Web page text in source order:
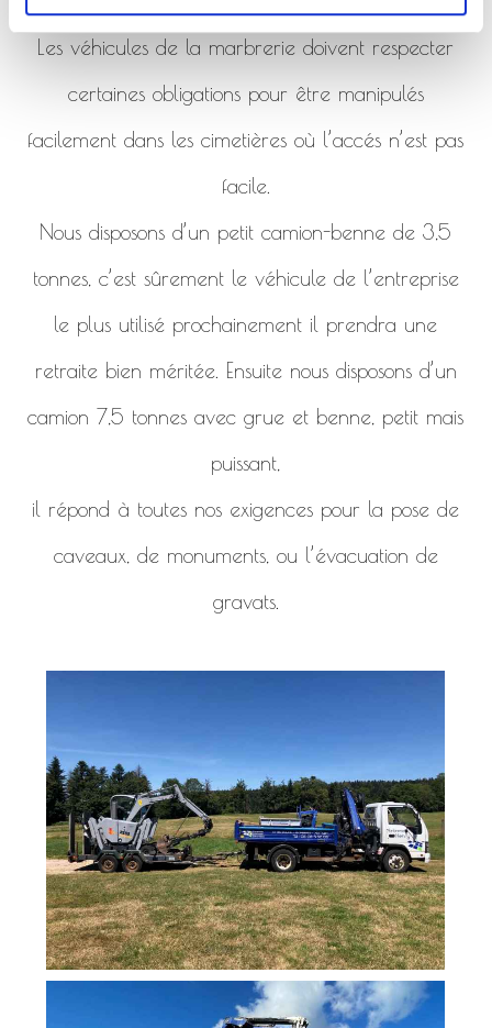
Les véhicules de la marbrerie doivent respecter
certaines obligations pour être manipulés
facilement dans les cimetières où l’accés n’est pas
facile.
Nous disposons d’un petit camion-benne de 3,5
tonnes, c’est sûrement le véhicule de l’entreprise
le plus utilisé prochainement il prendra une
retraite bien méritée. Ensuite nous disposons d’un
camion 7,5 tonnes avec grue et benne, petit mais
puissant,
il répond à toutes nos exigences pour la pose de
caveaux, de monuments, ou l’évacuation de
gravats.